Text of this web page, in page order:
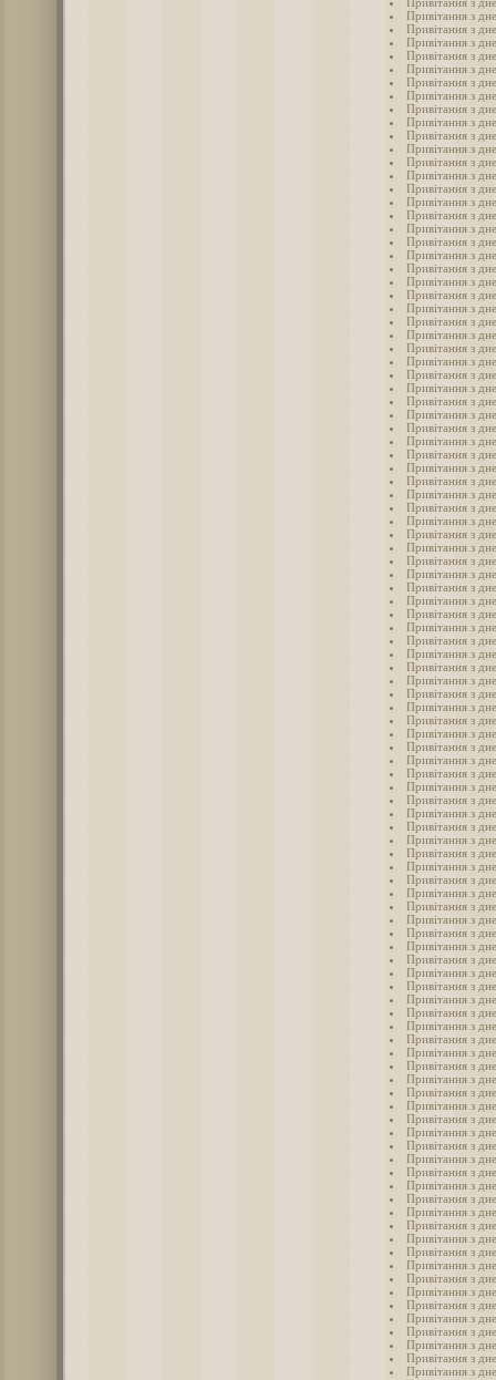
Привітання з
Привітання з
Привітання з
Привітання з
Привітання з
Привітання з
Привітання з
Привітання з
Привітання з
Привітання з
Привітання з
Привітання з
Привітання з
Привітання з
Привітання з
Привітання з
Привітання з
Привітання з
Привітання з
Привітання з
Привітання з
Привітання з
Привітання з
Привітання з
Привітання з
Привітання з
Привітання з
Привітання з
Привітання з
Привітання з
Привітання з
Привітання з
Привітання з
Привітання з
Привітання з
Привітання з
Привітання з
Привітання з
Привітання з
Привітання з
Привітання з
Привітання з
Привітання з
Привітання з
Привітання з
Привітання з
Привітання з
Привітання з
Привітання з
Привітання з
Привітання з
Привітання з
Привітання з
Привітання з
Привітання з
Привітання з
Привітання з
Привітання з
Привітання з
Привітання з
Привітання з
Привітання з
Привітання з
Привітання з
Привітання з
Привітання з
Привітання з
Привітання з
Привітання з
Привітання з
Привітання з
Привітання з
Привітання з
Привітання з
Привітання з
Привітання з
Привітання з
Привітання з
Привітання з
Привітання з
Привітання з
Привітання з
Привітання з
Привітання з
Привітання з
Привітання з
Привітання з
Привітання з
Привітання з
Привітання з
Привітання з
Привітання з
Привітання з
Привітання з
Привітання з
Привітання з
Привітання з
Привітання з
Привітання з
Привітання з
Привітання з
Привітання з
Привітання з